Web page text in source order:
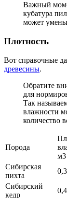
Важный
кубатура
может
Плотность
Вот справочные
древесины.
Обратите
для
Так
влажности
количество
Порода
м3
Сибирская
пихта
Сибирский
кедр